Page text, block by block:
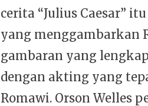
cerita “Julius Caesar”
yang menggambarkan
gambaran yang
dengan akting yang
Romawi. Orson Welles